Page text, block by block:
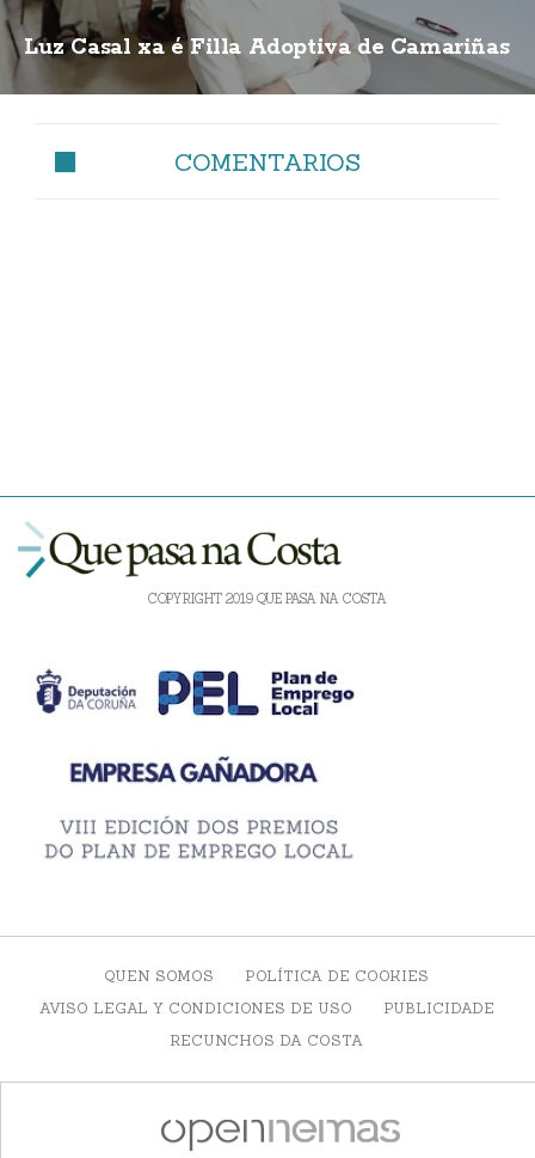
Luz Casal xa é Filla Adoptiva de Camariñas
COMENTARIOS
COPYRIGHT 2019 QUE PASA NA COSTA
QUEN SOMOS
POLÍTICA DE COOKIES
AVISO LEGAL Y CONDICIONES DE USO
PUBLICIDADE
RECUNCHOS DA COSTA